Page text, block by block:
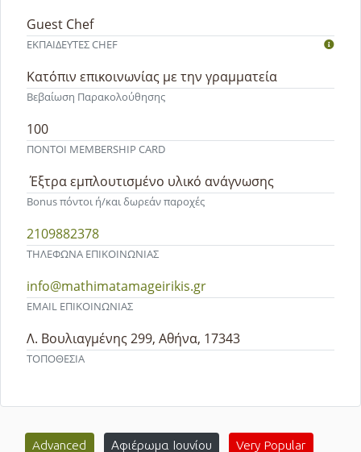
ΕΚΠΑΙΔΕΥΤEΣ CHEF
Guest Chef
Βεβαίωση Παρακολούθησης
Κατόπιν επικοινωνίας με την γραμματεία
ΠΟΝΤΟΙ MEMBERSHIP CARD
100
Bonus πόντοι ή/και δωρεάν παροχές
Έξτρα εμπλουτισμένο υλικό ανάγνωσης
ΤΗΛΕΦΩΝΑ ΕΠΙΚΟΙΝΩΝΙΑΣ
2109882378
EMAIL ΕΠΙΚΟΙΝΩΝΙΑΣ
info@mathimatamageirikis.gr
ΤΟΠΟΘΕΣΙΑ
Λ. Βουλιαγμένης 299, Αθήνα, 17343
Advanced Αφιέρωμα Ιουνίου Very Popular